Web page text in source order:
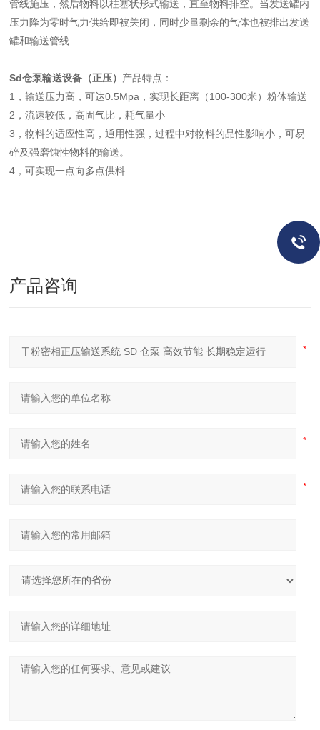
管线施压，然后物料以柱塞状形式输送，直至物料排空。当发送罐内
压力降为零时气力供给即被关闭，同时少量剩余的气体也被排出发送
罐和输送管线
Sd仓泵输送设备（正压） 产品特点：
1，输送压力高，可达0.5Mpa，实现长距离（100-300米）粉体输送
2，流速较低，高固气比，耗气量小
3，物料的适应性高，通用性强，过程中对物料的品性影响小，可易
碎及强磨蚀性物料的输送。
4，可实现一点向多点供料
产品咨询